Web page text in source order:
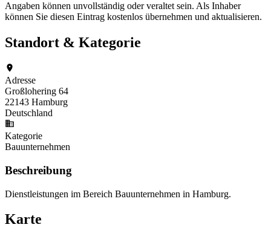
Angaben können unvollständig oder veraltet sein. Als Inhaber
können Sie diesen Eintrag kostenlos übernehmen und aktualisieren.
Standort & Kategorie
Adresse
Großlohering 64
22143 Hamburg
Deutschland
Kategorie
Bauunternehmen
Beschreibung
Dienstleistungen im Bereich Bauunternehmen in Hamburg.
Karte